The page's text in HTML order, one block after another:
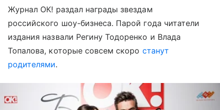
Журнал ОК! раздал награды звездам
российского шоу-бизнеса. Парой года читатели
издания назвали Регину Тодоренко и Влада
Топалова, которые совсем скоро станут
родителями.